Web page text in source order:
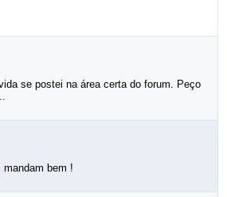
se postei na área certa do forum. Peço
bem !